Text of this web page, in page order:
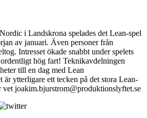
i Landskrona spelades det Lean-spel
av januari. Även personer från
Intresset ökade snabbt under spelets
hög fart! Teknikavdelningen
till en dag med Lean
ytterligare ett tecken på det stora Lean-
vet joakim.bjurstrom@produktionslyftet.se